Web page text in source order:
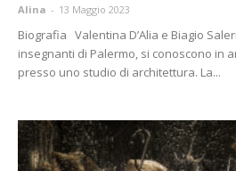
Alina - 13 Maggio 2023
Biografia Valentina D’Alia e Biagio
insegnanti di Palermo, si conoscono in
presso uno studio di architettura. La...